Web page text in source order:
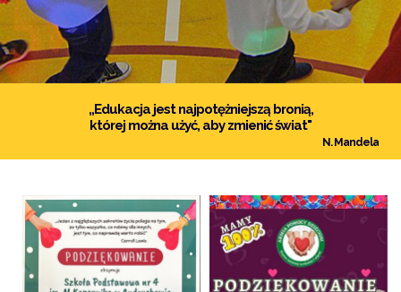
„Edukacja jest najpotężniejszą bronią,
której można użyć, aby zmienić świat"
N. Mandela